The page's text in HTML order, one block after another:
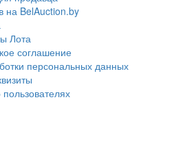
на BelAuction.by
Лота
соглашение
персональных данных